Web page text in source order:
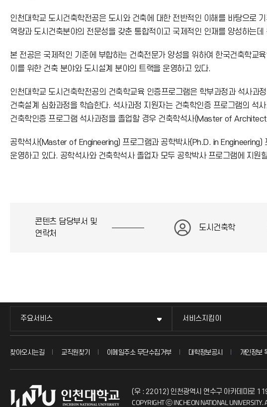
인천대학교 도시건축학전공은 도시와 건축에 대한 전반적인 이해를 바탕으로
역량과 도시건축분야의 전문성을 갖춘 통합적이고 국제적인 인재를 양성하는데
본 전공은 국제적인 기준에 부합하는 건축전문가 양성을 위하여 한국건축학교
이를 위한 건축 분야와 도시설계 분야의 트랙을 운영하고 있다.
인천대학교 도시건축학전공의 건축학교육 인증프로그램은 학부과정과 석사
건축설계 심화과정을 학습한다. 석사과정 지원자는 건축학인증 프로그램의
건축학인증 프로그램 석사과정을 졸업할 경우 건축학석사(Master of
공학석사(Master of Engineering) 프로그램과 공학박사(Ph.D. in Engineering)
운영하고 있다. 공학석사와 건축학석사 졸업자 모두 공학박사 프로그램에 지원
콘텐츠 담당부서 및
연락처
도시건축학
주요서비스 서비스지킴이
찾아오시는길 교직원찾기 이메일주소 무단수집거부 대학정보공시 개인정보
(우 : 22012) 인천광역시 연수구 아카데미로
COPYRIGHT ⓒ INCHEON NATIONAL UNIVERSITY.